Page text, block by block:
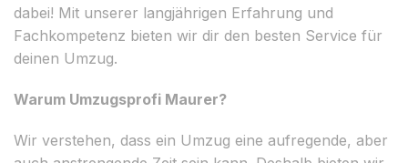
dabei! Mit unserer langjährigen Erfahrung und
Fachkompetenz bieten wir dir den besten Service für
deinen Umzug.
Warum Umzugsprofi Maurer?
Wir verstehen, dass ein Umzug eine aufregende, aber